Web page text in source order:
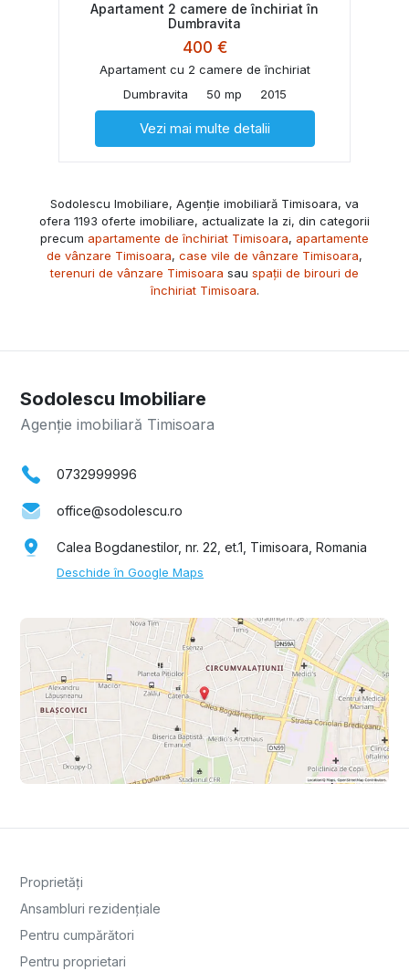
Apartament 2 camere de închiriat în
Dumbravita
400 €
Apartament cu 2 camere de închiriat
Dumbravita
50 mp 2015
Vezi mai multe detalii
Sodolescu Imobiliare, Agenție imobiliară Timisoara, va
ofera 1193 oferte imobiliare, actualizate la zi, din categorii
precum apartamente de închiriat Timisoara, apartamente
de vânzare Timisoara, case vile de vânzare Timisoara,
terenuri de vânzare Timisoara sau spații de birouri de
închiriat Timisoara.
Sodolescu Imobiliare
Agenție imobiliară Timisoara
0732999996
office@sodolescu.ro
Calea Bogdanestilor, nr. 22, et.1, Timisoara, Romania
Deschide în Google Maps
Proprietăți
Ansambluri rezidențiale
Pentru cumpărători
Pentru proprietari